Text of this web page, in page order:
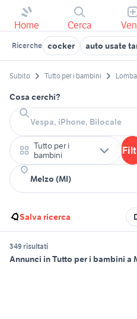
Home Cerca
Ricerche cocker auto usate
Subito Tutto per i bambini
Cosa cerchi?
Tutto per i
bambini
Salva ricerca
349 risultati
Annunci in Tutto per i bambini a